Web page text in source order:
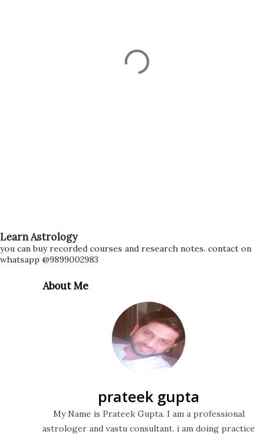
Learn Astrology
you can buy recorded courses and research notes. contact on
whatsapp @9899002983
About Me
prateek gupta
My Name is Prateek Gupta. I am a professional
astrologer and vastu consultant. i am doing practice